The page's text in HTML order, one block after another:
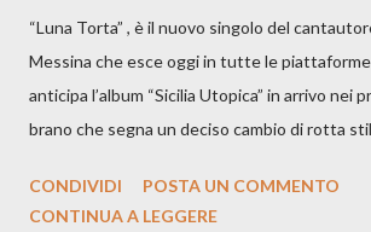
“Luna Torta” , è il nuovo singolo del
Messina che esce oggi in tutte le
anticipa l’album “Sicilia Utopica” in arrivo nei
brano che segna un deciso cambio di rotta
testo ibrido tra italiano e siciliano, e
CONDIVIDI
POSTA UN COMMENTO
CONTINUA A LEGGERE